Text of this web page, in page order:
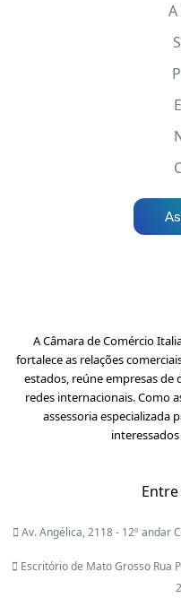
A Câmara de Comércio
fortalece as relações
estados, reúne empresas
redes internacionais. Como
assessoria especializada
Av. Angélica, 2118 - 12º andar
Escritório de Mato Grosso Rua